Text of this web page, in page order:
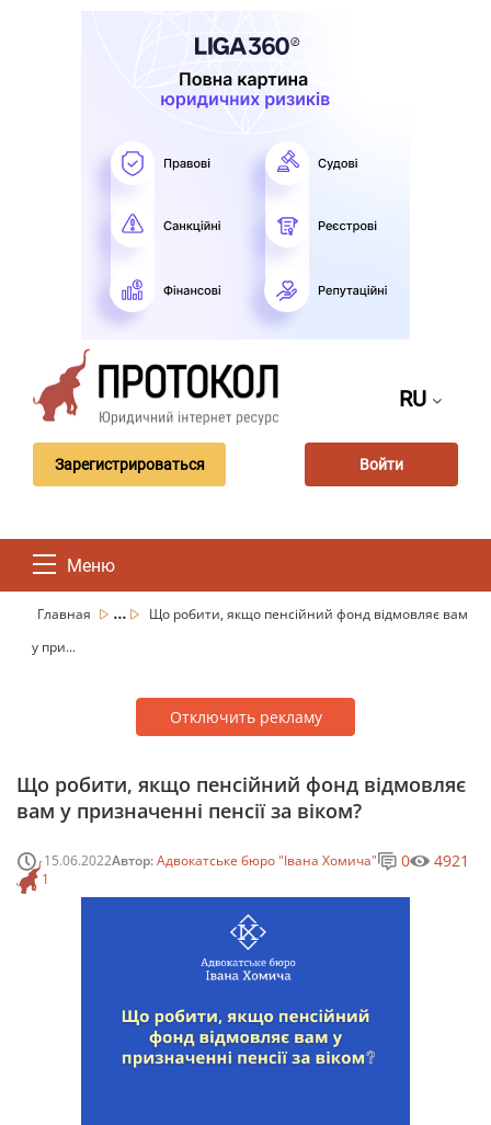
RU
Зарегистрироваться Войти
Меню
Главная ...
Що робити, якщо пенсійний фонд відмовляє вам
у при...
Отключить рекламу
Що робити, якщо пенсійний фонд відмовляє
вам у призначенні пенсії за віком?
15.06.2022Автор:Адвокатське бюро "Івана Хомича"
1
0 4921